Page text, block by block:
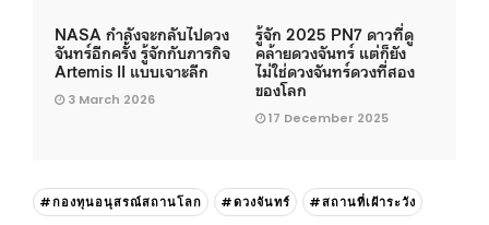
NASA กำลังจะกลับไปดวง
จันทร์อีกครั้ง รู้จักกับภารกิจ
Artemis II แบบเจาะลึก
3 March 2026
รู้จัก 2025 PN7 ดาวที่ดู
คล้ายดวงจันทร์ แต่ก็ยัง
ไม่ใช่ดวงจันทร์ดวงที่สอง
ของโลก
17 December 2025
#กองทุนอนุสรณ์สถานโลก #ดวงจันทร์ #สถานที่เฝ้าระวัง